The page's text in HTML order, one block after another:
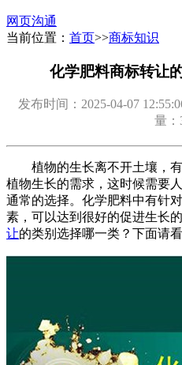
网页沟通
当前位置： 首页>>商标知识
化学肥料商标转让
发布时间：2025-04-07
量：
植物的生长离不开土壤，有
植物生长的需求，这时候需要
通常的选择。化学肥料中有针
素，可以达到很好的促进生长
让的类别选择哪一类？下面请